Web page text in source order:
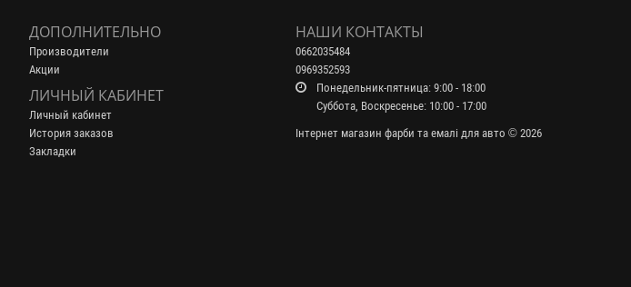
ДОПОЛНИТЕЛЬНО
Производители
Акции
ЛИЧНЫЙ КАБИНЕТ
Личный кабинет
История заказов
Закладки
НАШИ КОНТАКТЫ
0662035484
0969352593
Понедельник-пятница: 9:00 - 18:00
Суббота, Воскресенье: 10:00 - 17:00
Інтернет магазин фарби та емалі для авто © 2026